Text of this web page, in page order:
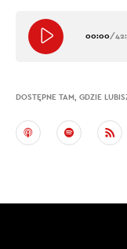
00:00/
DOSTĘPNE TAM, GDZIE